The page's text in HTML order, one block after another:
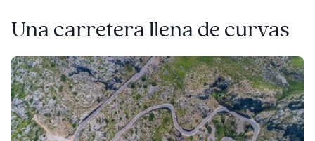
Una carretera llena de curvas